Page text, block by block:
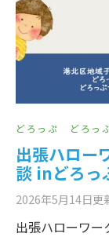
どろっぷ どろっ
出張ハロー
談 inどろっ
2026年5月14日更
出張ハローワー